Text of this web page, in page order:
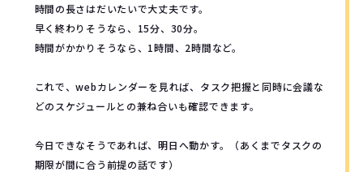
時間の長さはだいたいで大丈夫です。
早く終わりそうなら、15分、30分。
時間がかかりそうなら、1時間、2時間など。
これで、webカレンダーを見れば、タスク把握と同時に会議な
どのスケジュールとの兼ね合いも確認できます。
今日できなそうであれば、明日へ動かす。（あくまでタスクの
期限が間に合う前提の話です）